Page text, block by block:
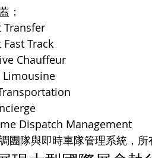
：
Track
Chauffeur
Limousine
Dispatch Management
團隊與即時車隊管理系統，